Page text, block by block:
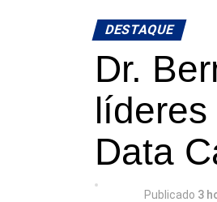
laboratórios,
Os avanços
cresceu
Educação
matrículas
(EJA), com
DESTAQUE
Dr.
Data
Publicado 3